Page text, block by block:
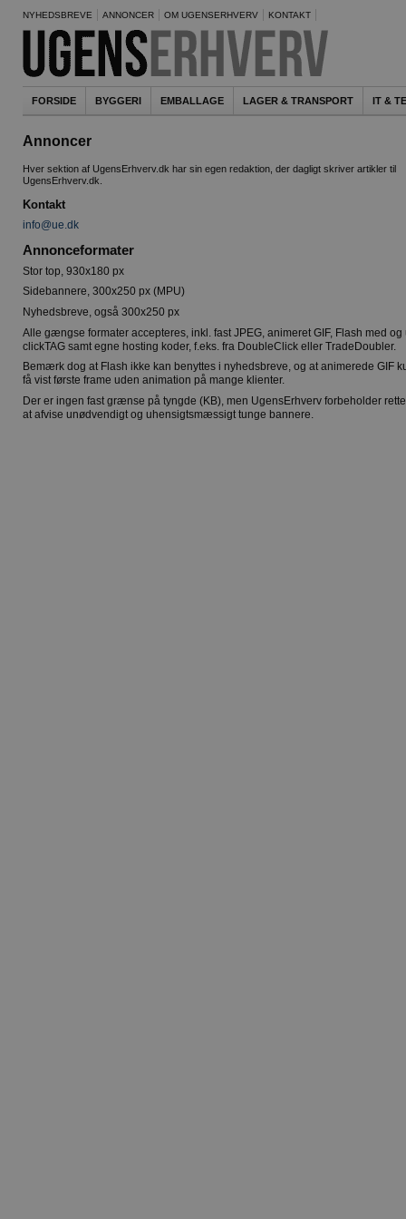
NYHEDSBREVE ANNONCER OM UGENSERHVERV KONTAKT
FORSIDE BYGGERI EMBALLAGE LAGER & TRANSPORT IT &
Annoncer
Hver sektion af UgensErhverv.dk har sin egen redaktion, der dagligt skriver artikler til
UgensErhverv.dk.
Kontakt
info@ue.dk
Annonceformater
Stor top, 930x180 px
Sidebannere, 300x250 px (MPU)
Nyhedsbreve, også 300x250 px
Alle gængse formater accepteres, inkl. fast JPEG, animeret GIF, Flash med og
clickTAG samt egne hosting koder, f.eks. fra DoubleClick eller TradeDoubler.
Bemærk dog at Flash ikke kan benyttes i nyhedsbreve, og at animerede GIF
få vist første frame uden animation på mange klienter.
Der er ingen fast grænse på tyngde (KB), men UgensErhverv forbeholder
at afvise unødvendigt og uhensigtsmæssigt tunge bannere.